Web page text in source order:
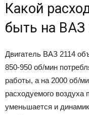
Какой
быть на ВАЗ
Двигатель ВАЗ 2114
850-950 об/мин
работы, а на 2000 об/
расходуемого воздуха
уменьшается и